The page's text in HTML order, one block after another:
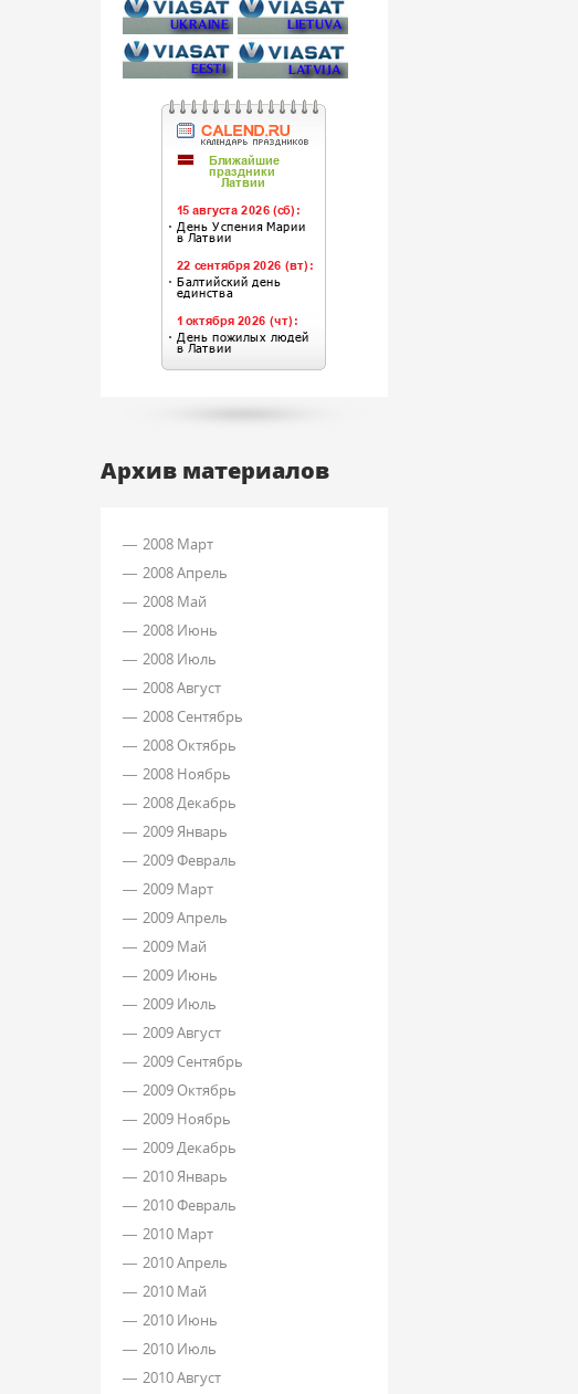
Архив материалов
2008 Март
2008 Апрель
2008 Май
2008 Июнь
2008 Июль
2008 Август
2008 Сентябрь
2008 Октябрь
2008 Ноябрь
2008 Декабрь
2009 Январь
2009 Февраль
2009 Март
2009 Апрель
2009 Май
2009 Июнь
2009 Июль
2009 Август
2009 Сентябрь
2009 Октябрь
2009 Ноябрь
2009 Декабрь
2010 Январь
2010 Февраль
2010 Март
2010 Апрель
2010 Май
2010 Июнь
2010 Июль
2010 Август